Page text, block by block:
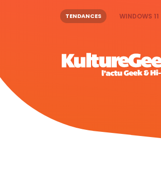
TENDANCES WINDOWS 11